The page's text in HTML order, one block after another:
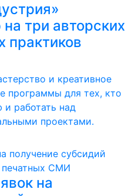
три авторских
практиков
и креативное
программы для тех, кто
работать над
проектами.
на